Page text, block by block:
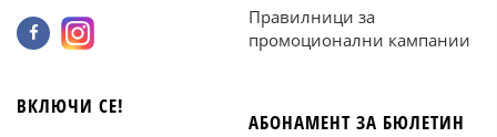
Правилници за
промоционални кампании
ВКЛЮЧИ СЕ!
АБОНАМЕНТ ЗА БЮЛЕТИН